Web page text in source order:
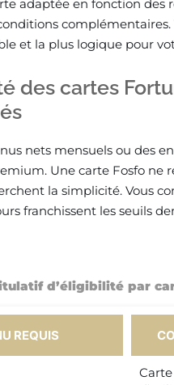
adaptée en fonction des
et la plus logique pour
des cartes
nets mensuels ou des
Une carte Fosfo ne
la simplicité. Vous
franchissent les seuils
d’éligibilité par
REQUIS